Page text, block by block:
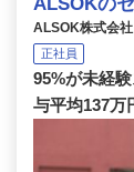
ALSOKの
ALSOK株式会社
正社員
95%が未経
与平均137万